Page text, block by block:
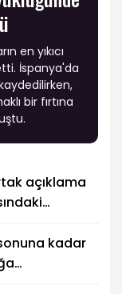
en yıkıcı
İspanya'da
bir fırtına
açıklama
kadar